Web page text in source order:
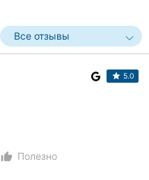
Все отзывы
5.0
thumb_up_alt
Полезно